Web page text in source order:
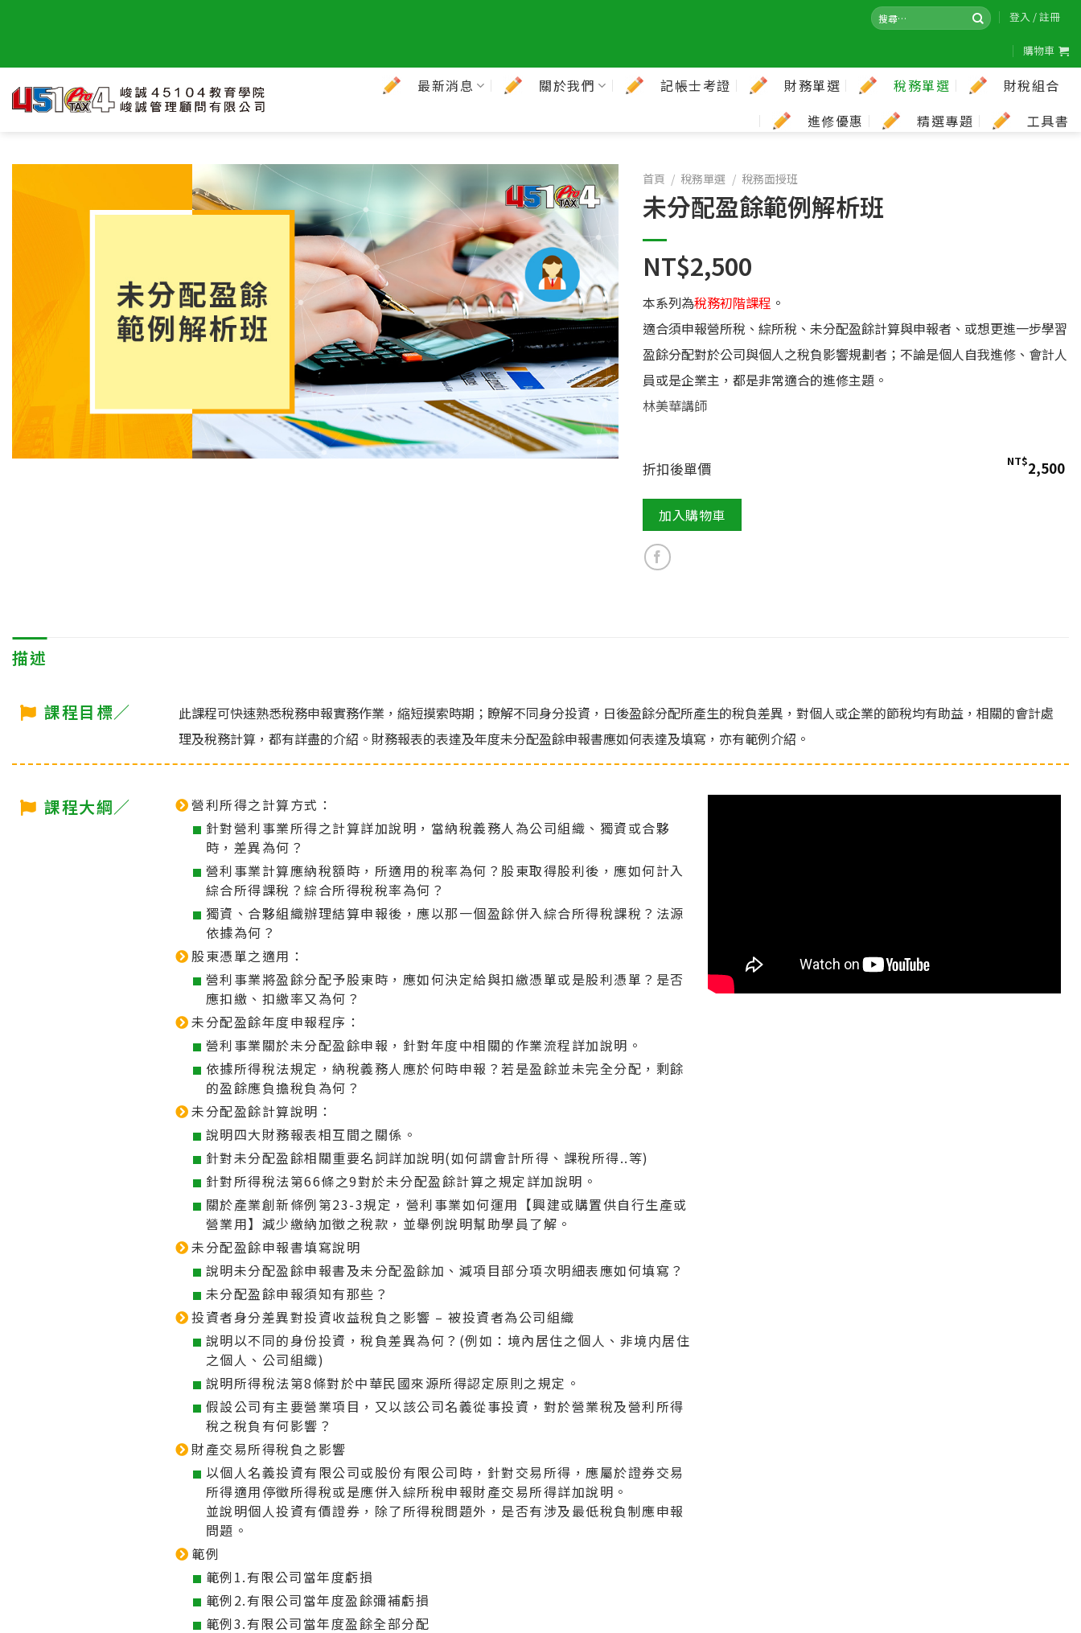
登入 / 註冊
購物車
最新消息 關於我們 記帳士考證 財務單選 稅務單選
財稅組合
進修優惠
精選專題 工具書
首頁 / 稅務單選 / 稅務面授班
未分配盈餘範例解析班
NT$2,500
本系列為稅務初階課程 。
適合須申報營所稅、綜所稅、未分配盈餘計算與申報者、或想更進一步學習
盈餘分配對於公司與個人之稅負影響規劃者；不論是個人自我進修、會計人
員或是企業主，都是非常適合的進修主題。
林美華講師
折扣後單價 NT$2,500
加入購物車
描述
課程目標／
此課程可快速熟悉稅務申報實務作業，縮短摸索時期；瞭解不同身分投資，日後盈餘分配所產生的稅負差異，對個人或企業的節稅均有助益，相關的會計處
理及稅務計算，都有詳盡的介紹。財務報表的表達及年度未分配盈餘申報書應如何表達及填寫，亦有範例介紹。
課程大綱／
營利所得之計算方式：
針對營利事業所得之計算詳加說明，當納稅義務人為公司組織、獨資或合夥
時，差異為何？
營利事業計算應納稅額時，所適用的稅率為何？股東取得股利後，應如何計入
綜合所得課稅？綜合所得稅稅率為何？
獨資、合夥組織辦理結算申報後，應以那一個盈餘併入綜合所得稅課稅？法源
依據為何？
股東憑單之適用：
營利事業將盈餘分配予股東時，應如何決定給與扣繳憑單或是股利憑單？是否
應扣繳、扣繳率又為何？
未分配盈餘年度申報程序：
營利事業關於未分配盈餘申報，針對年度中相關的作業流程詳加說明。
依據所得稅法規定，納稅義務人應於何時申報？若是盈餘並未完全分配，剩餘
的盈餘應負擔稅負為何？
未分配盈餘計算說明：
說明四大財務報表相互間之關係。
針對未分配盈餘相關重要名詞詳加說明(如何謂會計所得、課稅所得..等)
針對所得稅法第66條之9對於未分配盈餘計算之規定詳加說明。
關於產業創新條例第23-3規定，營利事業如何運用【興建或購置供自行生產或
營業用】減少繳納加徵之稅款，並舉例說明幫助學員了解。
未分配盈餘申報書填寫說明
說明未分配盈餘申報書及未分配盈餘加、減項目部分項次明細表應如何填寫？
未分配盈餘申報須知有那些？
投資者身分差異對投資收益稅負之影響 – 被投資者為公司組織
說明以不同的身份投資，稅負差異為何？(例如：境內居住之個人、非境内居住
之個人、公司組織)
說明所得稅法第8條對於中華民國來源所得認定原則之規定。
假設公司有主要營業項目，又以該公司名義從事投資，對於營業稅及營利所得
稅之稅負有何影響？
財產交易所得稅負之影響
以個人名義投資有限公司或股份有限公司時，針對交易所得，應屬於證券交易
所得適用停徵所得稅或是應併入綜所稅申報財產交易所得詳加說明。
並說明個人投資有價證券，除了所得稅問題外，是否有涉及最低稅負制應申報
問題。
範例
範例1.有限公司當年度虧損
範例2.有限公司當年度盈餘彌補虧損
範例3.有限公司當年度盈餘全部分配